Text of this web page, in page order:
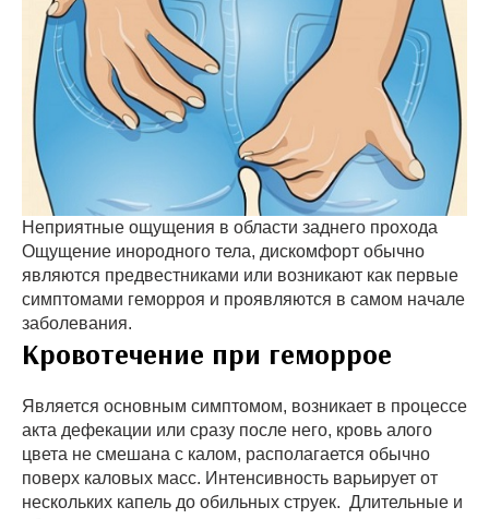
Неприятные ощущения в области заднего прохода
Ощущение инородного тела, дискомфорт обычно
являются предвестниками или возникают как первые
симптомами геморроя и проявляются в самом начале
заболевания.
Кровотечение при геморрое
Является основным симптомом, возникает в процессе
акта дефекации или сразу после него, кровь алого
цвета не смешана с калом, располагается обычно
поверх каловых масс. Интенсивность варьирует от
нескольких капель до обильных струек. Длительные и